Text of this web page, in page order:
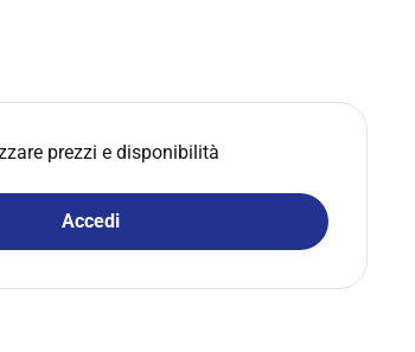
prezzi e disponibilità
Accedi